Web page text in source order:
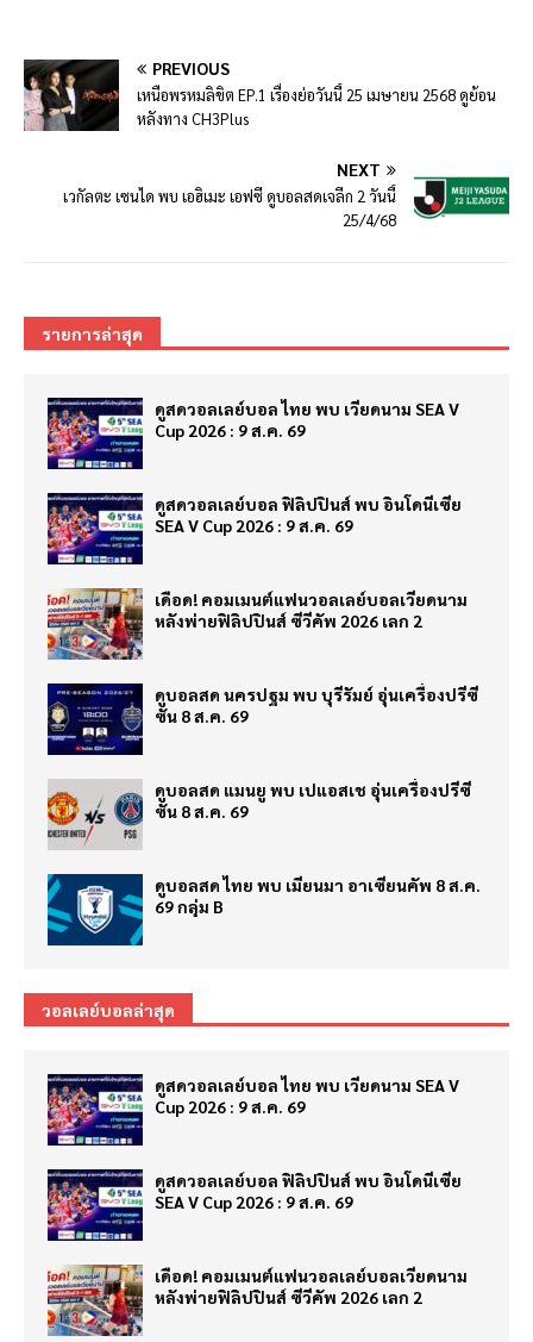
PREVIOUS
เหนือพรหมลิขิต EP.1 เรื่องย่อวันนี้ 25 เมษายน 2568 ดูย้อน
หลังทาง CH3Plus
NEXT
เวกัลตะ เซนได พบ เอฮิเมะ เอฟซี ดูบอลสดเจลีก 2 วันนี้
25/4/68
รายการล่าสุด
ดูสดวอลเลย์บอล ไทย พบ เวียดนาม SEA V
Cup 2026 : 9 ส.ค. 69
ดูสดวอลเลย์บอล ฟิลิปปินส์ พบ อินโดนีเซีย
SEA V Cup 2026 : 9 ส.ค. 69
เดือด! คอมเมนต์แฟนวอลเลย์บอลเวียดนาม
หลังพ่ายฟิลิปปินส์ ซีวีคัพ 2026 เลก 2
ดูบอลสด นครปฐม พบ บุรีรัมย์ อุ่นเครื่องปรีซี
ซั่น 8 ส.ค. 69
ดูบอลสด แมนยู พบ เปแอสเช อุ่นเครื่องปรีซี
ซั่น 8 ส.ค. 69
ดูบอลสด ไทย พบ เมียนมา อาเซียนคัพ 8 ส.ค.
69 กลุ่ม B
วอลเลย์บอลล่าสุด
ดูสดวอลเลย์บอล ไทย พบ เวียดนาม SEA V
Cup 2026 : 9 ส.ค. 69
ดูสดวอลเลย์บอล ฟิลิปปินส์ พบ อินโดนีเซีย
SEA V Cup 2026 : 9 ส.ค. 69
เดือด! คอมเมนต์แฟนวอลเลย์บอลเวียดนาม
หลังพ่ายฟิลิปปินส์ ซีวีคัพ 2026 เลก 2